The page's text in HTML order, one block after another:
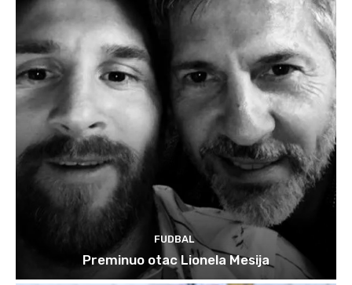
FUDBAL
Preminuo otac Lionela Mesija